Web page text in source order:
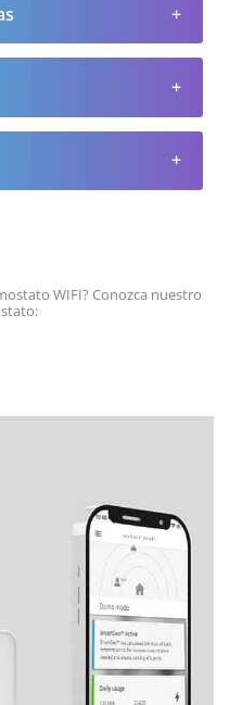
WIFI? Conozca nuestro